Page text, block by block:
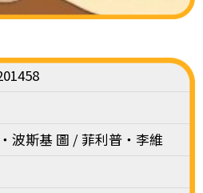
波斯基 圖 / 菲利普‧李維